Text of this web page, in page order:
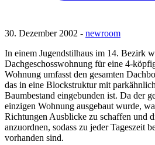
30. Dezember 2002 - newroom
In einem Jugendstilhaus im 14. Bezirk
Dachgeschosswohnung für eine 4-
Wohnung umfasst den gesamten
das in eine Blockstruktur mit
Baumbestand eingebunden ist. Da der
einzigen Wohnung ausgebaut wurde,
Richtungen Ausblicke zu schaffen und
anzuordnen, sodass zu jeder Tageszeit
vorhanden sind.